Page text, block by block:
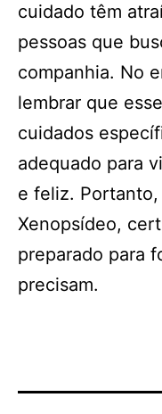
cuidado têm
pessoas que
companhia. No
lembrar que
cuidados
adequado para
e feliz.
Xenopsídeo,
preparado para
precisam.